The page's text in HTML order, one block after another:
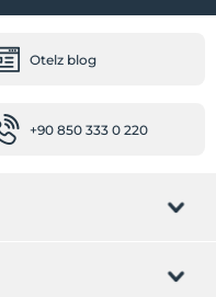
Otelz blog
+90 850 333 0 220